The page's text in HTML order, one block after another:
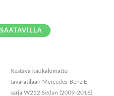
Kestävä kaukalomatto
tavaratilaan Mercedes-Benz E-
sarja W212 Sedan (2009-2016)